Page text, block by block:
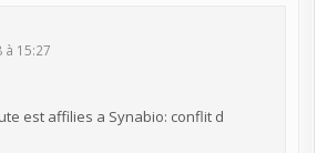
à 15:27
est affilies a Synabio: conflit d